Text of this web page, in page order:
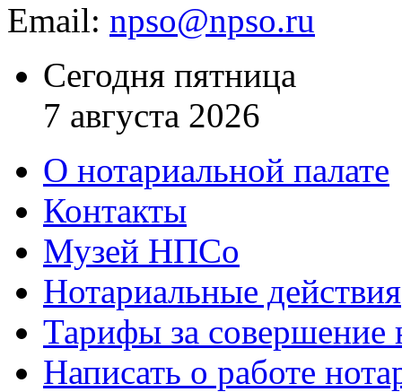
Email: npso@npso.ru
Сегодня пятница
7 августа 2026
О нотариальной палате
Контакты
Музей НПСо
Нотариальные действия
Тарифы за совершение
Написать о работе